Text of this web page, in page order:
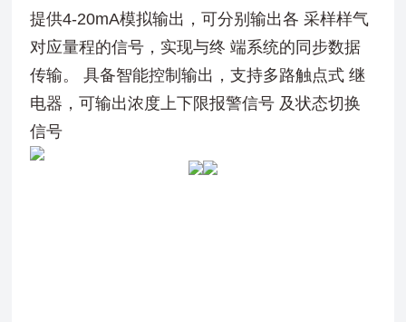
提供4-20mA模拟输出，可分别输出各 采样样气
对应量程的信号，实现与终 端系统的同步数据
传输。 具备智能控制输出，支持多路触点式 继
电器，可输出浓度上下限报警信号 及状态切换
信号